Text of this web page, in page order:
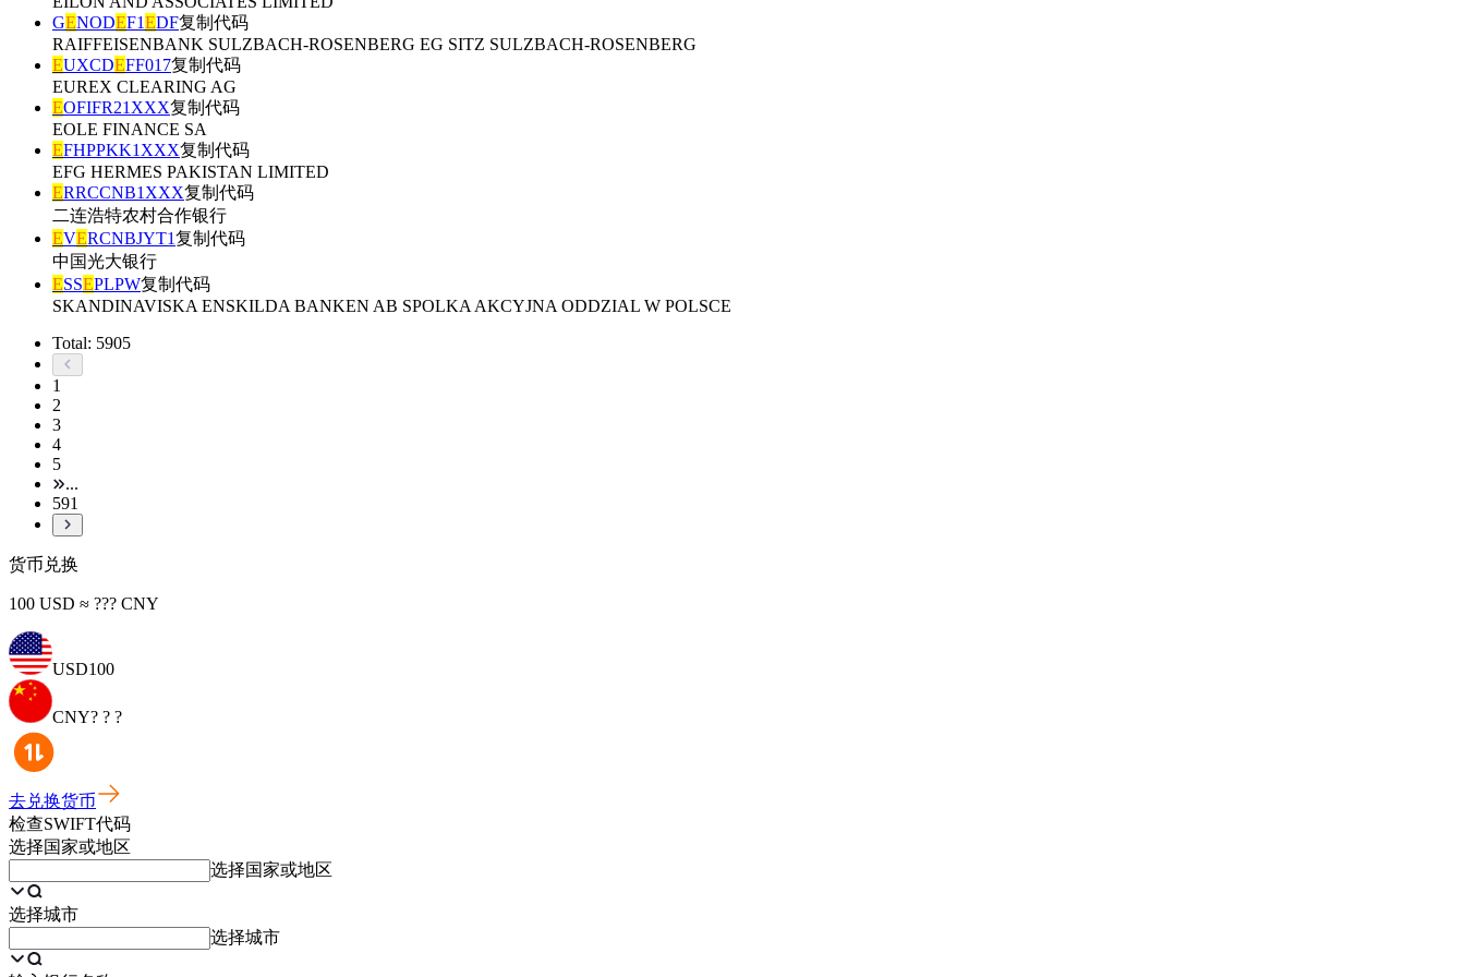
GENODEF1EDF复制代码
RAIFFEISENBANK SULZBACH-ROSENBERG EG SITZ SULZBACH-ROSENBERG
EUXCDEFF017复制代码
EUREX CLEARING AG
EOFIFR21XXX复制代码
EOLE FINANCE SA
EFHPPKK1XXX复制代码
EFG HERMES PAKISTAN LIMITED
ERRCCNB1XXX复制代码
二连浩特农村合作银行
EVERCNBJYT1复制代码
中国光大银行
ESSEPLPW复制代码
SKANDINAVISKA ENSKILDA BANKEN AB SPOLKA AKCYJNA ODDZIAL W POLSCE
Total: 5905
1
2
3
4
5
...
591
货币兑换
100 USD ≈ ??? CNY
USD100
CNY? ? ?
去兑换货币
检查SWIFT代码
选择国家或地区
选择国家或地区
选择城市
选择城市